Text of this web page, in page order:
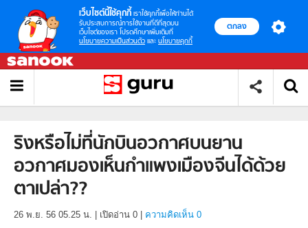
เว็บไซต์นี้ใช้คุกกี้ เราใช้คุกกี้เพื่อให้ท่านได้
รับประสบการณ์การใช้งานที่ดีที่สุดบน
เว็บไซต์ของเรา โปรดศึกษาเพิ่มเติมที่
นโยบายความเป็นส่วนตัว และ นโยบายคุกกี้
ตกลง
ริงหรือไม่ที่นักบินอวกาศบนยาน
อวกาศมองเห็นกำแพงเมืองจีนได้ด้วย
ตาเปล่า??
26 พ.ย. 56 05.25 น. เปิดอ่าน 0 ความคิดเห็น 0